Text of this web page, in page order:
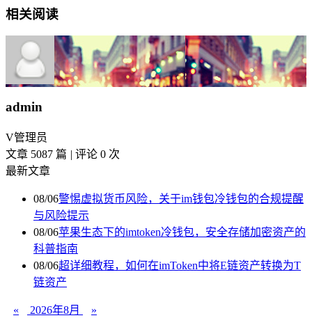
相关阅读
admin
V管理员
文章 5087 篇 | 评论 0 次
最新文章
08/06警惕虚拟货币风险，关于im钱包冷钱包的合规提醒
与风险提示
08/06苹果生态下的imtoken冷钱包，安全存储加密资产的
科普指南
08/06超详细教程，如何在imToken中将E链资产转换为T
链资产
« 2026年8月 »